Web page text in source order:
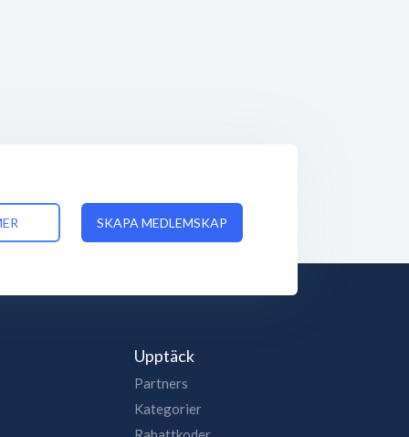
SKAPA MEDLEMSKAP
Upptäck
Partners
Kategorier